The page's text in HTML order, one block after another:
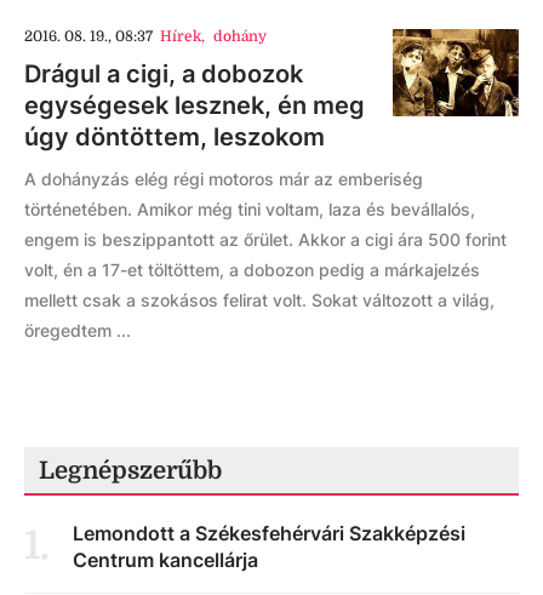
2016. 08. 19., 08:37 Hírek, dohány
Drágul a cigi, a dobozok
egységesek lesznek, én meg
úgy döntöttem, leszokom
A dohányzás elég régi motoros már az emberiség
történetében. Amikor még tini voltam, laza és bevállalós,
engem is beszippantott az őrület. Akkor a cigi ára 500 forint
volt, én a 17-et töltöttem, a dobozon pedig a márkajelzés
mellett csak a szokásos felirat volt. Sokat változott a világ,
öregedtem ...
Legnépszerűbb
1.
Lemondott a Székesfehérvári Szakképzési
Centrum kancellárja